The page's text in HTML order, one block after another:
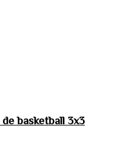
basketball 3x3